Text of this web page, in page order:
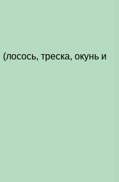
треска, окунь и